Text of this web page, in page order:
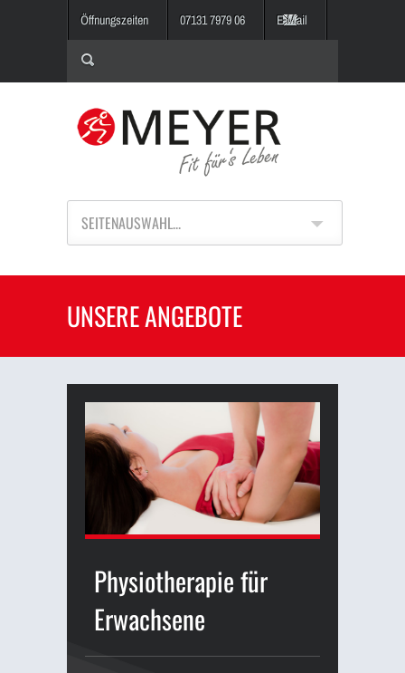
Öffnungszeiten 07131 7979 06 E-Mail
SEITENAUSWAHL...
UNSERE ANGEBOTE
Physiotherapie für
Erwachsene